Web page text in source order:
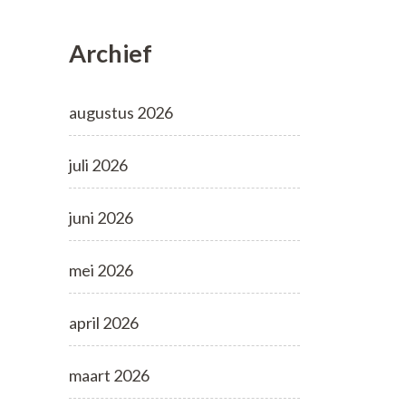
Archief
augustus 2026
juli 2026
juni 2026
mei 2026
april 2026
maart 2026